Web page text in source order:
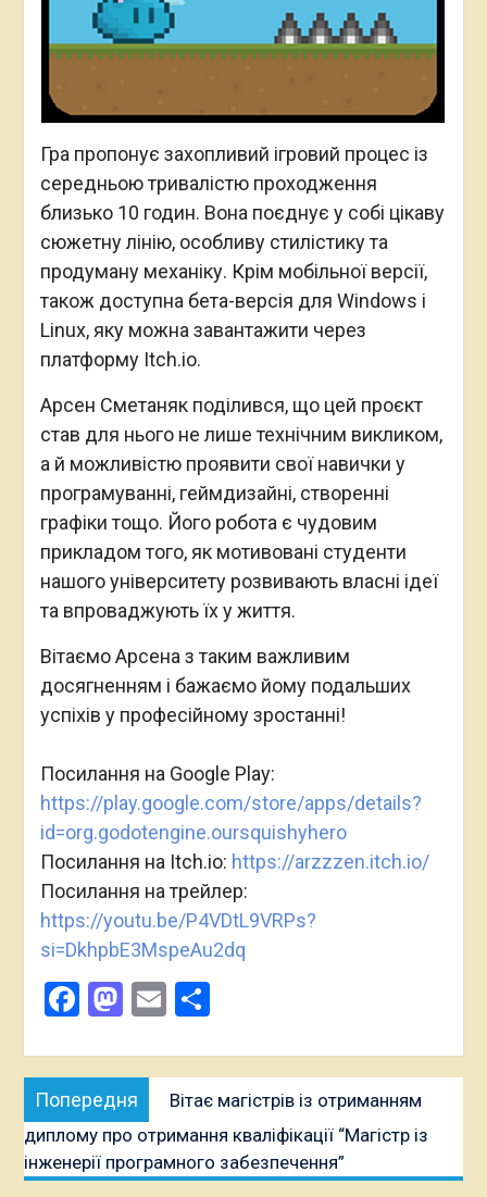
Гра пропонує захопливий ігровий процес із
середньою тривалістю проходження
близько 10 годин. Вона поєднує у собі цікаву
сюжетну лінію, особливу стилістику та
продуману механіку. Крім мобільної версії,
також доступна бета-версія для Windows і
Linux, яку можна завантажити через
платформу Itch.io.
Арсен Сметаняк поділився, що цей проєкт
став для нього не лише технічним викликом,
а й можливістю проявити свої навички у
програмуванні, геймдизайні, створенні
графіки тощо. Його робота є чудовим
прикладом того, як мотивовані студенти
нашого університету розвивають власні ідеї
та впроваджують їх у життя.
Вітаємо Арсена з таким важливим
досягненням і бажаємо йому подальших
успіхів у професійному зростанні!
Посилання на Google Play:
https://play.google.com/store/apps/details?
id=org.godotengine.oursquishyhero
Посилання на Itch.io: https://arzzzen.itch.io/
Посилання на трейлер:
https://youtu.be/P4VDtL9VRPs?
si=DkhpbE3MspeAu2dq
Facebook
Mastodon
EmailПоділитися
Навігація
записів
Попередня
публікація:
Вітає магістрів із отриманням
диплому про отримання кваліфікації “Магістр із
інженерії програмного забезпечення”